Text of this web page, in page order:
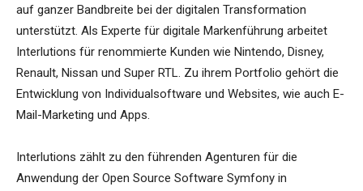
auf ganzer Bandbreite bei der digitalen Transformation
unterstützt. Als Experte für digitale Markenführung arbeitet
Interlutions für renommierte Kunden wie Nintendo, Disney,
Renault, Nissan und Super RTL. Zu ihrem Portfolio gehört die
Entwicklung von Individualsoftware und Websites, wie auch E-
Mail-Marketing und Apps.
Interlutions zählt zu den führenden Agenturen für die
Anwendung der Open Source Software Symfony in